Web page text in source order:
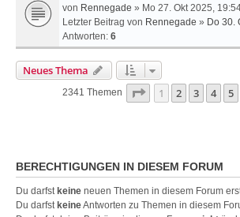
von Rennegade » Mo 27. Okt 2025,
Letzter Beitrag von Rennegade » Do 30.
Antworten: 6
Neues Thema
2341 Themen Seite 1Von 94
1 2 3 4 5
BERECHTIGUNGEN IN DIESEM FORUM
Du darfst keine neuen Themen in diesem Forum
Du darfst keineAntworten zu Themen in diesem